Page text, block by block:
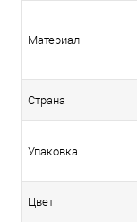
Материал
Страна
Упаковка
Цвет